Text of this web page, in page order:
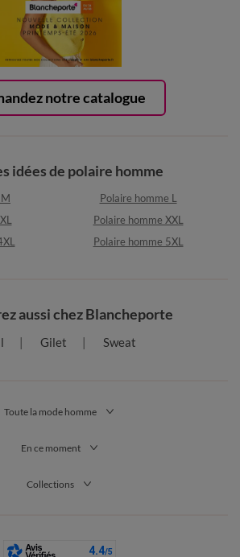
notre catalogue
idées de polaire homme
Polaire homme L
Polaire homme XXL
Polaire homme 5XL
aussi chez Blancheporte
Gilet Sweat
Toute la mode homme
En ce moment
Collections